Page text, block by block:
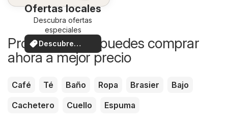
Ofertas locales
Descubra ofertas
especiales
Descubre
ofertas
Productos que puedes comprar
ahora a mejor precio
Café Té Baño Ropa Brasier
Bajo
Cachetero
Cuello Espuma